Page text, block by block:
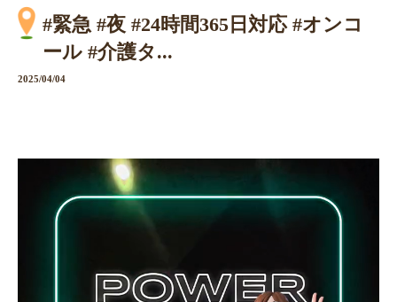
#緊急 #夜 #24時間365日対応 #オンコ
ール #介護タ...
2025/04/04